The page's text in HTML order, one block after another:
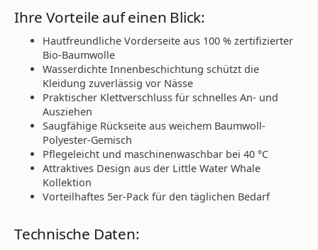
Ihre Vorteile auf einen Blick:
Hautfreundliche Vorderseite aus 100 % zertifizierter
Bio-Baumwolle
Wasserdichte Innenbeschichtung schützt die
Kleidung zuverlässig vor Nässe
Praktischer Klettverschluss für schnelles An- und
Ausziehen
Saugfähige Rückseite aus weichem Baumwoll-
Polyester-Gemisch
Pflegeleicht und maschinenwaschbar bei 40 °C
Attraktives Design aus der Little Water Whale
Kollektion
Vorteilhaftes 5er-Pack für den täglichen Bedarf
Technische Daten: